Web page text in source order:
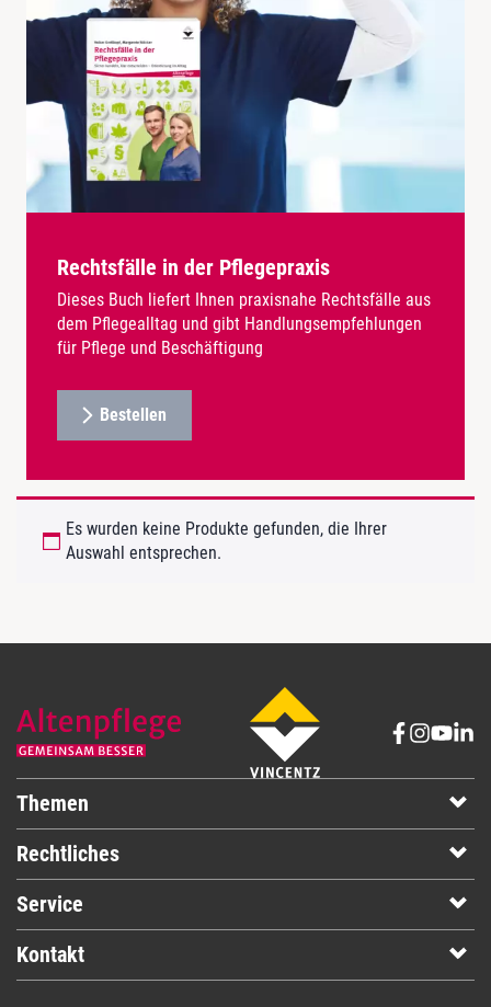
Rechtsfälle in der Pflegepraxis
Dieses Buch liefert Ihnen praxisnahe Rechtsfälle aus
dem Pflegealltag und gibt Handlungsempfehlungen
für Pflege und Beschäftigung
Bestellen
Es wurden keine Produkte gefunden, die Ihrer
Auswahl entsprechen.
Themen
Rechtliches
Service
Kontakt